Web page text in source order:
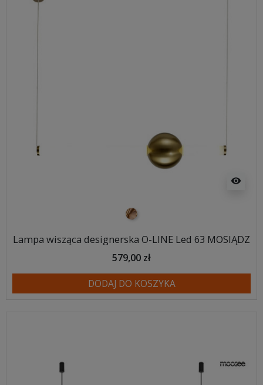
visibility
mosiądz
Lampa wisząca designerska O-LINE Led 63 MOSIĄDZ
579,00 zł
DODAJ DO KOSZYKA